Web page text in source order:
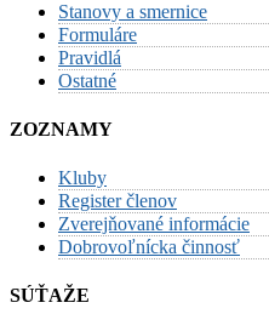
Stanovy a smernice
Formuláre
Pravidlá
Ostatné
ZOZNAMY
Kluby
Register členov
Zverejňované informácie
Dobrovoľnícka činnosť
SÚŤAŽE